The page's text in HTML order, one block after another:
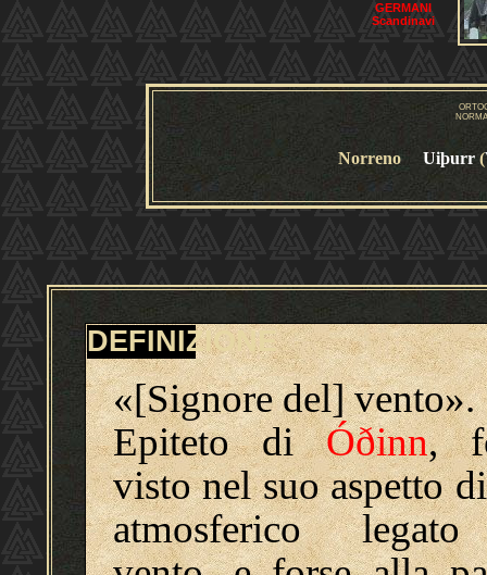
GERMANI
Scandinavi
Norreno Uiþurr(
DEFINIZIONE
«[Signore del] vento».
Epiteto diÓðinn,
visto nel suo aspetto
atmosferico